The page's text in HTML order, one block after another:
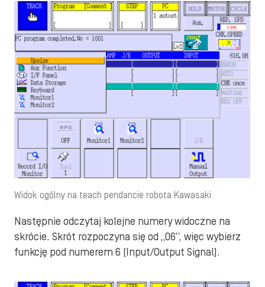
Widok ogólny na teach pendancie robota Kawasaki
Następnie odczytaj kolejne numery widoczne na
skrócie. Skrót rozpoczyna się od „06”, więc wybierz
funkcję pod numerem 6 (Input/Output Signal).